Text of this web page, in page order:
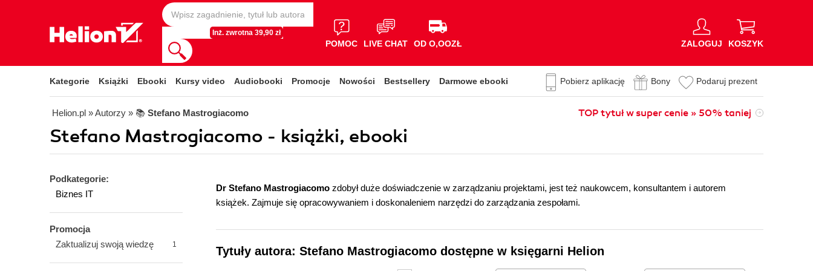
Inż. zwrotna 39,90 zł
POMOC LIVE CHAT OD O,OOZŁ ZALOGUJ KOSZYK
Kategorie Książki Ebooki Kursy video Audiobooki Promocje Nowości Bestsellery Darmowe ebooki Pobierz aplikację Bony Podaruj prezent
Helion.pl » Autorzy » 📚 Stefano Mastrogiacomo TOP tytuł w super cenie » 50% taniej
Stefano Mastrogiacomo - książki, ebooki
Podkategorie:
Biznes IT
Promocja
Zaktualizuj swoją wiedzę
1
Dr Stefano Mastrogiacomo zdobył duże doświadczenie w zarządzaniu projektami, jest też naukowcem, konsultantem i autorem
książek. Zajmuje się opracowywaniem i doskonaleniem narzędzi do zarządzania zespołami.
Tytuły autora: Stefano Mastrogiacomo dostępne w księgarni Helion